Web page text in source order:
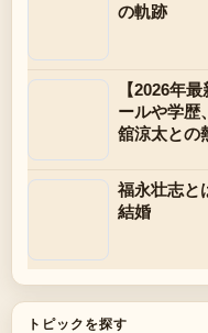
の軌跡
【2026年
ールや学歴
舘涼太との
福永壮志と
結婚
トピックを探す